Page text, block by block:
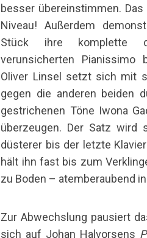
besser übereinstimmen.
Niveau! Außerdem
Stück ihre komplette
verunsicherten Pianissimo
Oliver Linsel setzt sich mit
gegen die anderen beiden
gestrichenen Töne Iwona
überzeugen. Der Satz wird
düsterer bis der letzte
hält ihn fast bis zum
zu Boden – atemberaubend
Zur Abwechslung pausiert
sich auf Johan Halvorsens